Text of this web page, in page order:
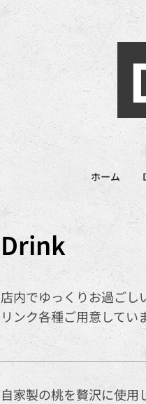
ホーム
Drink
店内でゆっくりお過ごし
リンク各種ご用意してい
自家製の桃を贅沢に使用